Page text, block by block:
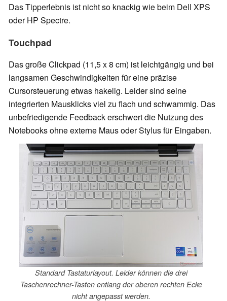
Das Tipperlebnis ist nicht so knackig wie beim Dell XPS
oder HP Spectre.
Touchpad
Das große Clickpad (11,5 x 8 cm) ist leichtgängig und bei
langsamen Geschwindigkeiten für eine präzise
Cursorsteuerung etwas hakelig. Leider sind seine
integrierten Mausklicks viel zu flach und schwammig. Das
unbefriedigende Feedback erschwert die Nutzung des
Notebooks ohne externe Maus oder Stylus für Eingaben.
Standard Tastaturlayout. Leider können die drei
Taschenrechner-Tasten entlang der oberen rechten Ecke
nicht angepasst werden.